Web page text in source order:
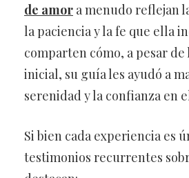
de amor a menudo reflejan
la paciencia y la fe que ella
comparten cómo, a pesar de
inicial, su guía les ayudó a
serenidad y la confianza en
Si bien cada experiencia es
testimonios recurrentes